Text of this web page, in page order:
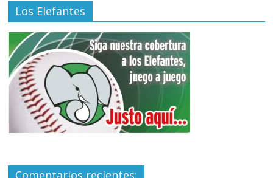
Los Elefantes
Comentarios recientes: